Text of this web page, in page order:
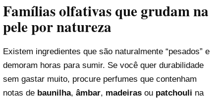
Famílias olfativas que grudam na
pele por natureza
Existem ingredientes que são naturalmente “pesados” e
demoram horas para sumir. Se você quer durabilidade
sem gastar muito, procure perfumes que contenham
notas de baunilha, âmbar, madeiras ou patchouli na